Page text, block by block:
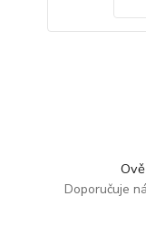
Doporučuje